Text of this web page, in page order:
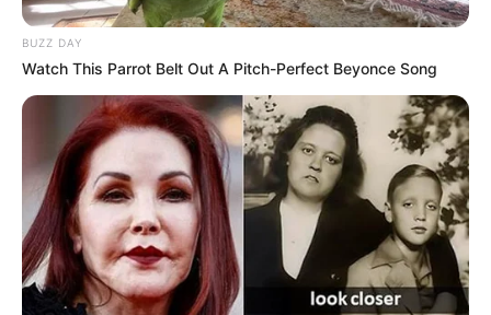
12 COCOON QUATRE
13 WEDGEWOOD PEARL
14 SUMMER BREEZE
15 MELBORA
16 VEULES
Arrivée Quinté PMU du PRIX MAGIC
NIGHT
6 – 10 – 13 – 15 – 3
BUZZ DAY
Watch This Parrot Belt Out A Pitch-Perfect Beyonce Song